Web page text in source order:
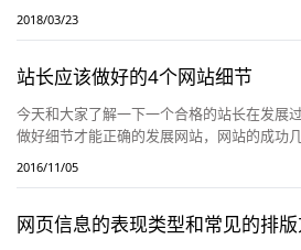
2018/03/23
站长应该做好的4个网站细节
今天和大家了解一下一个合格的站长在发展
做好细节才能正确的发展网站，网站的成功
2016/11/05
网页信息的表现类型和常见的排